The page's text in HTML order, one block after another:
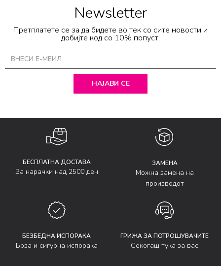
Newsletter
Претплатете се за да бидете во тек со сите новости и
добијте код со 10% попуст.
НАЈАВИ СЕ
БЕСПЛАТНА ДОСТАВА
За нарачки над 2500 ден
ЗАМЕНА
Можна замена на
производот
БЕЗБЕДНА ИСПОРАКА
Брза и сигурна испорака
ГРИЖА ЗА ПОТРОШУВАЧИТЕ
Секогаш тука за вас